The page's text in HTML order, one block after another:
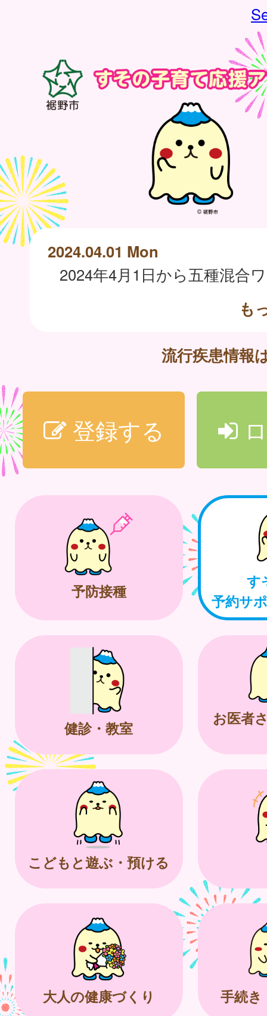
2024.04.01 Mon
も
流行疾患情報
登録する
予防接種
す
予約サ
健診・教室
お医者
こどもと遊ぶ・預ける
大人の健康づくり 手続き